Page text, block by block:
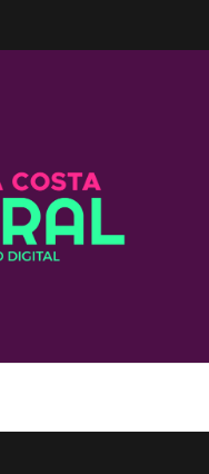
Viral